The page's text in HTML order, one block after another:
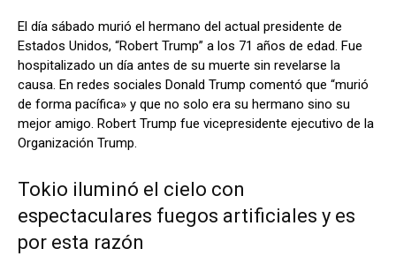
El día sábado murió el hermano del actual presidente de
Estados Unidos, “Robert Trump” a los 71 años de edad. Fue
hospitalizado un día antes de su muerte sin revelarse la
causa. En redes sociales Donald Trump comentó que “murió
de forma pacífica» y que no solo era su hermano sino su
mejor amigo. Robert Trump fue vicepresidente ejecutivo de la
Organización Trump.
Tokio iluminó el cielo con
espectaculares fuegos artificiales y es
por esta razón